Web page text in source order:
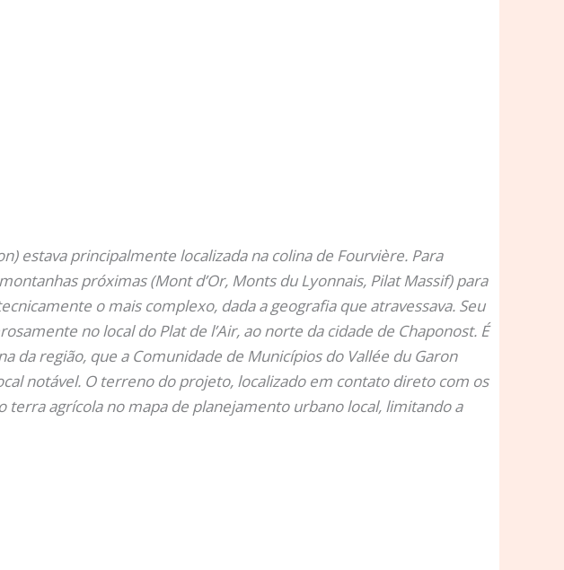
estava principalmente localizada na colina de Fourvière. Para
próximas (Mont d’Or, Monts du Lyonnais, Pilat Massif) para
o mais complexo, dada a geografia que atravessava. Seu
no local do Plat de l’Air, ao norte da cidade de Chaponost. É
região, que a Comunidade de Municípios do Vallée du Garon
notável. O terreno do projeto, localizado em contato direto com os
agrícola no mapa de planejamento urbano local, limitando a